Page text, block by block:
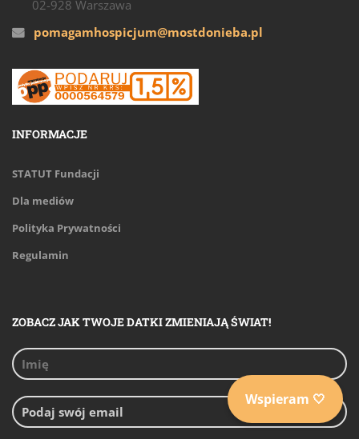
02-928 Warszawa
pomagamhospicjum@mostdonieba.pl
INFORMACJE
STATUT Fundacji
Dla mediów
Polityka Prywatności
Regulamin
ZOBACZ JAK TWOJE DATKI ZMIENIAJĄ ŚWIAT!
MOST DO NIEBA
Wspieram
Wspieram 🤍